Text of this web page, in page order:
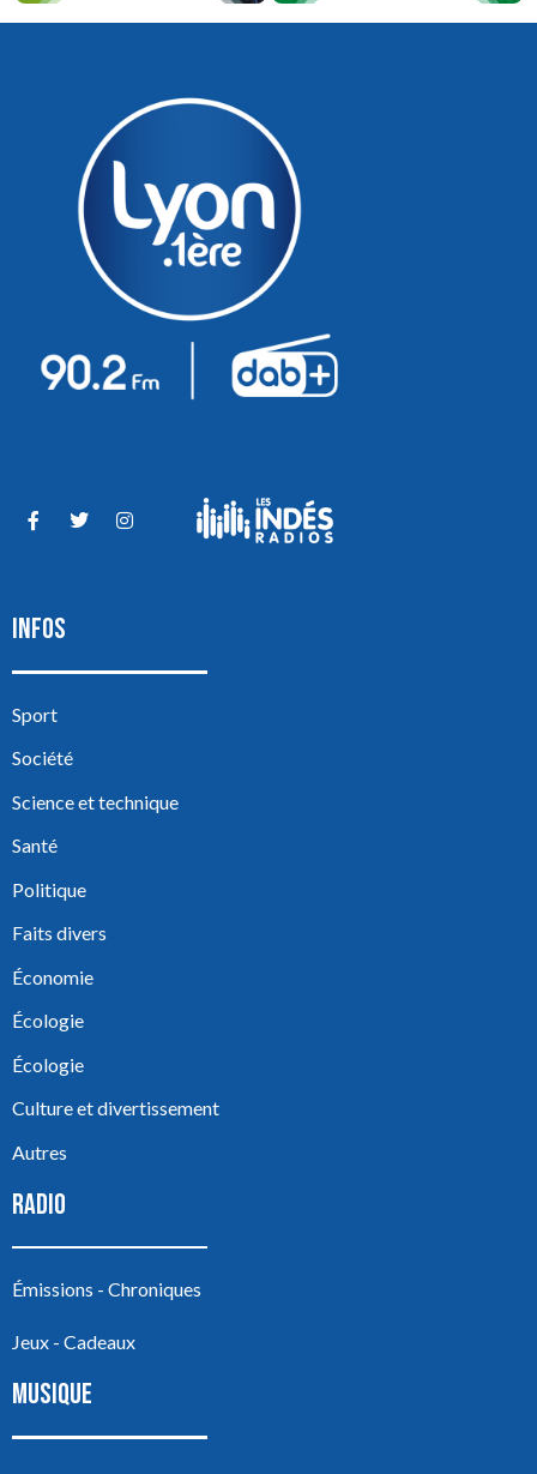
INFOS
Sport
Société
Science et technique
Santé
Politique
Faits divers
Économie
Écologie
Écologie
Culture et divertissement
Autres
RADIO
Émissions - Chroniques
Jeux - Cadeaux
MUSIQUE